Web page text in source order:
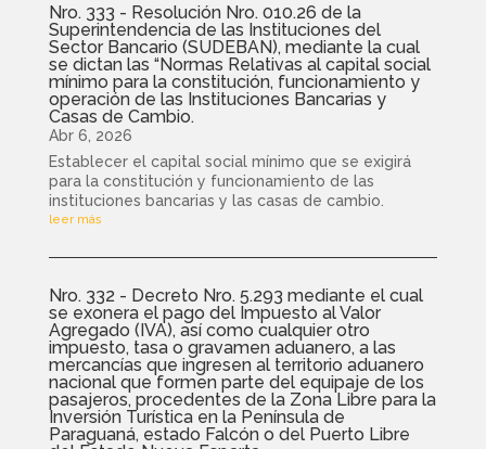
Nro. 333 - Resolución Nro. 010.26 de la
Superintendencia de las Instituciones del
Sector Bancario (SUDEBAN), mediante la cual
se dictan las “Normas Relativas al capital social
mínimo para la constitución, funcionamiento y
operación de las Instituciones Bancarias y
Casas de Cambio.
Abr 6, 2026
Establecer el capital social mínimo que se exigirá
para la constitución y funcionamiento de las
instituciones bancarias y las casas de cambio.
leer más
Nro. 332 - Decreto Nro. 5.293 mediante el cual
se exonera el pago del Impuesto al Valor
Agregado (IVA), así como cualquier otro
impuesto, tasa o gravamen aduanero, a las
mercancías que ingresen al territorio aduanero
nacional que formen parte del equipaje de los
pasajeros, procedentes de la Zona Libre para la
Inversión Turística en la Península de
Paraguaná, estado Falcón o del Puerto Libre